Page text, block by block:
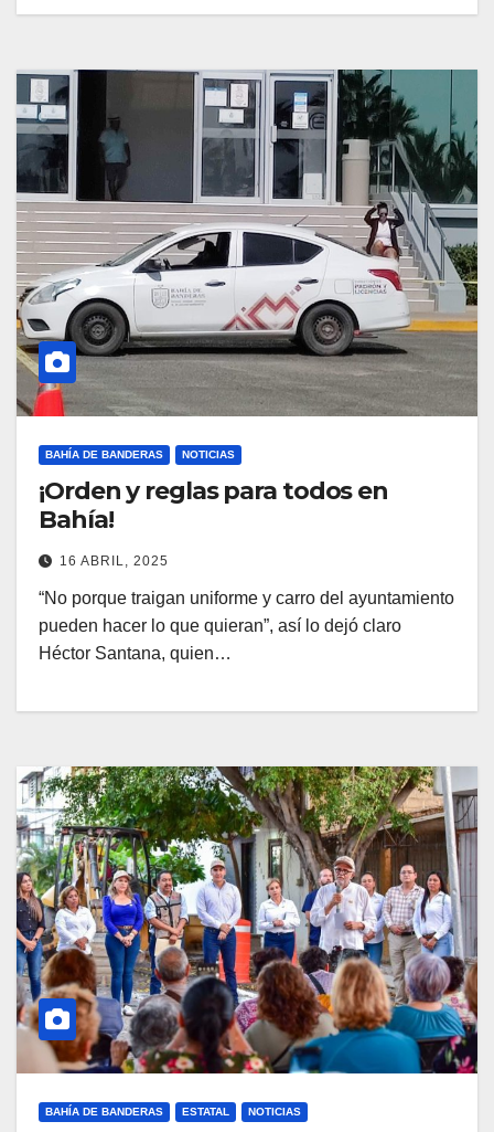
BAHÍA DE BANDERAS NOTICIAS
¡Orden y reglas para todos en
Bahía!
16 ABRIL, 2025
“No porque traigan uniforme y carro del ayuntamiento
pueden hacer lo que quieran”, así lo dejó claro
Héctor Santana, quien…
BAHÍA DE BANDERAS ESTATAL NOTICIAS